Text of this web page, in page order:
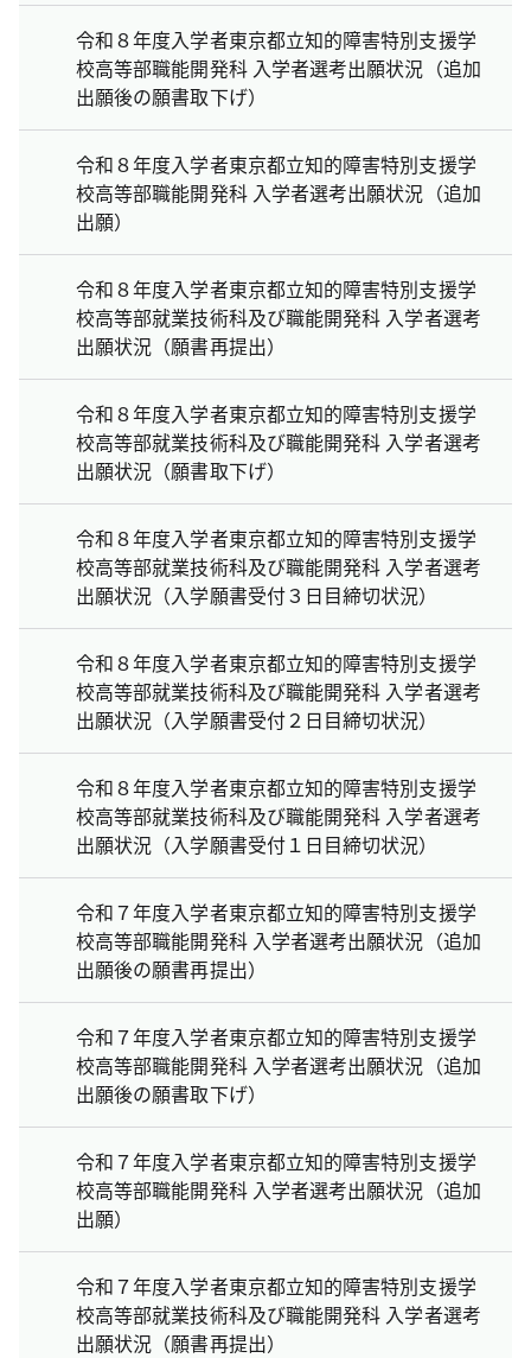
令和８年度入学者東京都立知的障害特別支援学
校高等部職能開発科 入学者選考出願状況（追加
出願後の願書取下げ）
令和８年度入学者東京都立知的障害特別支援学
校高等部職能開発科 入学者選考出願状況（追加
出願）
令和８年度入学者東京都立知的障害特別支援学
校高等部就業技術科及び職能開発科 入学者選考
出願状況（願書再提出）
令和８年度入学者東京都立知的障害特別支援学
校高等部就業技術科及び職能開発科 入学者選考
出願状況（願書取下げ）
令和８年度入学者東京都立知的障害特別支援学
校高等部就業技術科及び職能開発科 入学者選考
出願状況（入学願書受付３日目締切状況）
令和８年度入学者東京都立知的障害特別支援学
校高等部就業技術科及び職能開発科 入学者選考
出願状況（入学願書受付２日目締切状況）
令和８年度入学者東京都立知的障害特別支援学
校高等部就業技術科及び職能開発科 入学者選考
出願状況（入学願書受付１日目締切状況）
令和７年度入学者東京都立知的障害特別支援学
校高等部職能開発科 入学者選考出願状況（追加
出願後の願書再提出）
令和７年度入学者東京都立知的障害特別支援学
校高等部職能開発科 入学者選考出願状況（追加
出願後の願書取下げ）
令和７年度入学者東京都立知的障害特別支援学
校高等部職能開発科 入学者選考出願状況（追加
出願）
令和７年度入学者東京都立知的障害特別支援学
校高等部就業技術科及び職能開発科 入学者選考
出願状況（願書再提出）